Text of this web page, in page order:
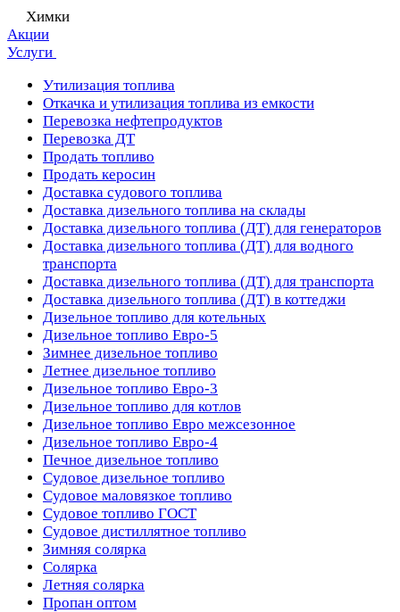
Химки
Акции
Услуги
Утилизация топлива
Откачка и утилизация топлива из емкости
Перевозка нефтепродуктов
Перевозка ДТ
Продать топливо
Продать керосин
Доставка судового топлива
Доставка дизельного топлива на склады
Доставка дизельного топлива (ДТ) для генераторов
Доставка дизельного топлива (ДТ) для водного
транспорта
Доставка дизельного топлива (ДТ) для транспорта
Доставка дизельного топлива (ДТ) в коттеджи
Дизельное топливо для котельных
Дизельное топливо Евро-5
Зимнее дизельное топливо
Летнее дизельное топливо
Дизельное топливо Евро-3
Дизельное топливо для котлов
Дизельное топливо Евро межсезонное
Дизельное топливо Евро-4
Печное дизельное топливо
Судовое дизельное топливо
Судовое маловязкое топливо
Судовое топливо ГОСТ
Судовое дистиллятное топливо
Зимняя солярка
Солярка
Летняя солярка
Пропан оптом